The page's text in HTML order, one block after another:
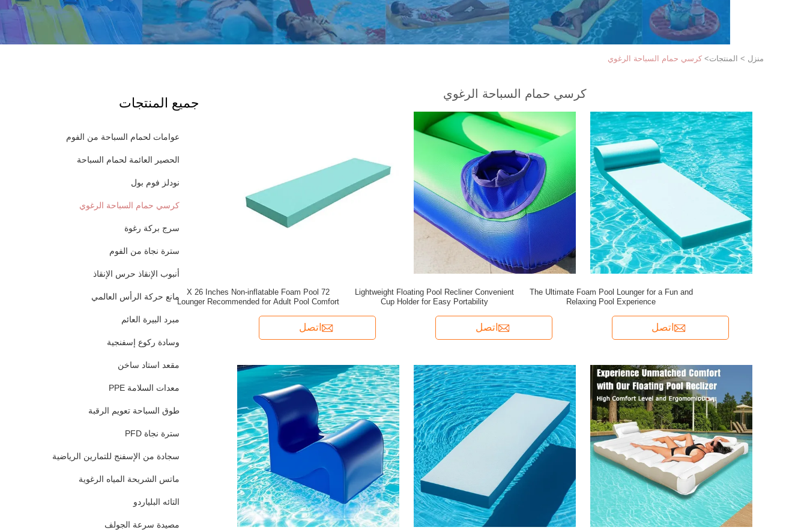
منزل > المنتجات> كرسي حمام السباحة الرغوي
جميع المنتجات
عوامات لحمام السباحة من الفوم
الحصير العائمة لحمام السباحة
نودلز فوم بول
كرسي حمام السباحة الرغوي
سرج بركة رغوة
سترة نجاة من الفوم
أنبوب الإنقاذ حرس الإنقاذ
مانع حركة الرأس العالمي
مبرد البيرة العائم
وسادة ركوع إسفنجية
مقعد استاد ساخن
معدات السلامة PPE
طوق السباحة تعويم الرقبة
سترة نجاة PFD
سجادة من الإسفنج للتمارين الرياضية
ماتس الشريحة المياه الرغوية
التائه البلياردو
مصيدة سرعة الجولف
كرسي حمام السباحة الرغوي
72 X 26 Inches Non-inflatable Foam Pool
Lounger Recommended for Adult Pool Comfort
اتصل
Lightweight Floating Pool Recliner Convenient
Cup Holder for Easy Portability
اتصل
The Ultimate Foam Pool Lounger for a Fun and
Relaxing Pool Experience
اتصل